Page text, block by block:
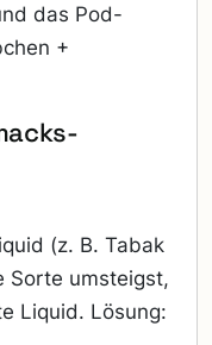
das Pod-
+
(z. B. Tabak
Sorte umsteigst,
Liquid. Lösung: